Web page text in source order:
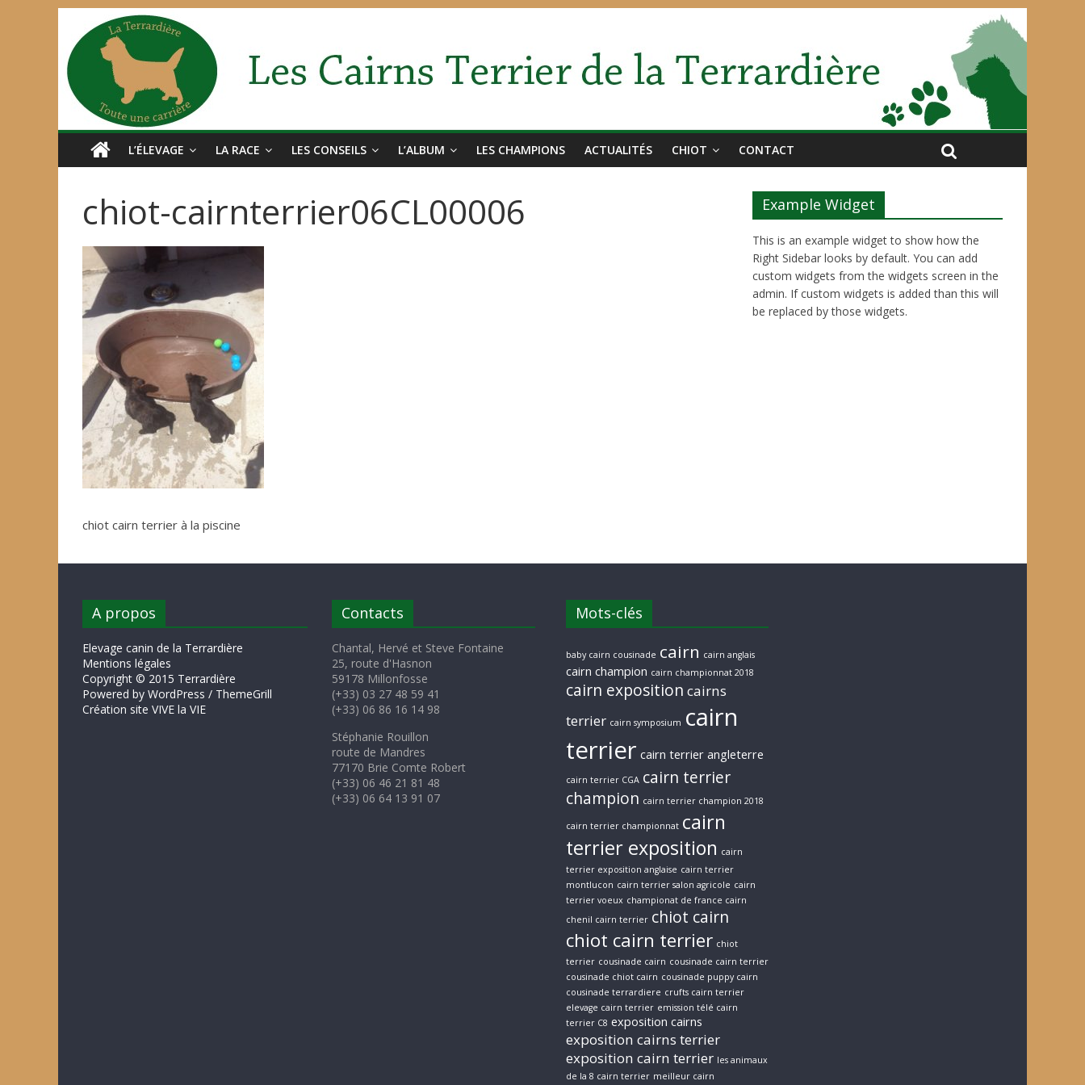
L’ÉLEVAGE LA RACE LES CONSEILS L’ALBUM LES CHAMPIONS ACTUALITÉS CHIOT CONTACT
chiot-cairnterrier06CL00006
chiot cairn terrier à la piscine
Example Widget
This is an example widget to show how the
Right Sidebar looks by default. You can add
custom widgets from the widgets screen in the
admin. If custom widgets is added than this will
be replaced by those widgets.
A propos
Elevage canin de la Terrardière
Mentions légales
Copyright © 2015 Terrardière
Powered by WordPress / ThemeGrill
Création site VIVE la VIE
Contacts
Chantal, Hervé et Steve Fontaine
25, route d'Hasnon
59178 Millonfosse
(+33) 03 27 48 59 41
(+33) 06 86 16 14 98
Stéphanie Rouillon
route de Mandres
77170 Brie Comte Robert
(+33) 06 46 21 81 48
(+33) 06 64 13 91 07
Mots-clés
baby cairn cousinade cairn cairn anglais
cairn champion cairn championnat 2018
cairn exposition cairns
terrier cairn symposium cairn
terrier cairn terrier angleterre
cairn terrier CGA cairn terrier
champion cairn terrier champion 2018
cairn terrier championnat cairn
terrier exposition cairn
terrier exposition anglaise cairn terrier
montlucon cairn terrier salon agricole cairn
terrier voeux championat de france cairn
chenil cairn terrier chiot cairn
chiot cairn terrier chiot
terrier cousinade cairn cousinade cairn terrier
cousinade chiot cairn cousinade puppy cairn
cousinade terrardiere crufts cairn terrier
elevage cairn terrier emission télé cairn
terrier C8 exposition cairns
exposition cairns terrier
exposition cairn terrier les animaux
de la 8 cairn terrier meilleur cairn